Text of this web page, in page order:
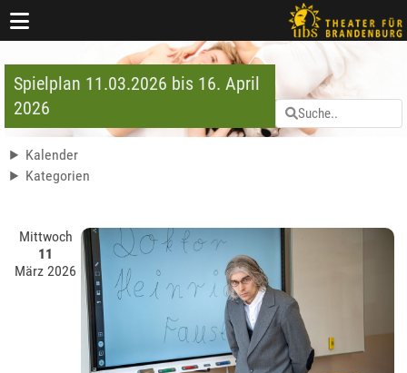
Spielplan 11.03.2026 bis 16. April
2026
Kalender
Kategorien
Mittwoch
11
März 2026